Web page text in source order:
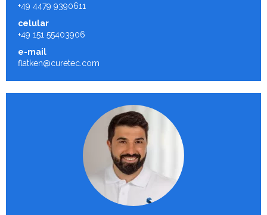
+49 4479 9390611
celular
+49 151 55403906
e-mail
flatken@curetec.com